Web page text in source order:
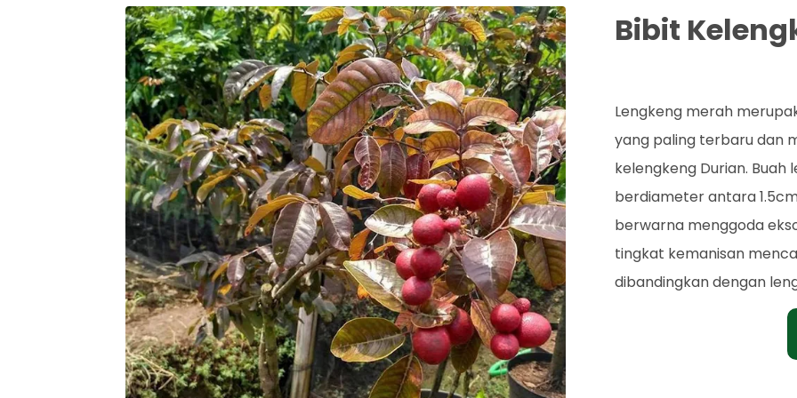
Bibit
Lengkeng merah
yang paling terbaru dan
kelengkeng Durian.
berdiameter antara
berwarna menggoda
tingkat kemanisan
dibandingkan dengan